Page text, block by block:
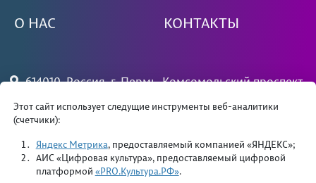
Этот сайт использует следущие инструменты веб-аналитики
(счетчики):
Яндекс Метрика, предоставляемый компанией «ЯНДЕКС»;
АИС «Цифровая культура», предоставляемый цифровой
платформой «PRO.Культура.РФ».
О НАС
КОНТАКТЫ
614010, Россия, г. Пермь, Комсомольский проспект,
+7 (342) 244 34 81 — вахта
priemdk@yandex.ru